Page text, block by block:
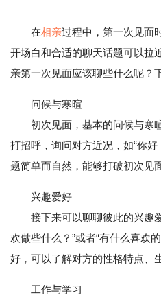
在相亲过程中，第一次见面
开场白和合适的聊天话题可以拉
亲第一次见面应该聊些什么呢？
问候与寒暄
初次见面，基本的问候与寒
打招呼，询问对方近况，如“你
题简单而自然，能够打破初次见
兴趣爱好
接下来可以聊聊彼此的兴趣
欢做些什么？”或者“有什么喜欢
好，可以了解对方的性格特点、
工作与学习